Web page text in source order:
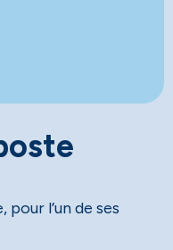
l’un de ses